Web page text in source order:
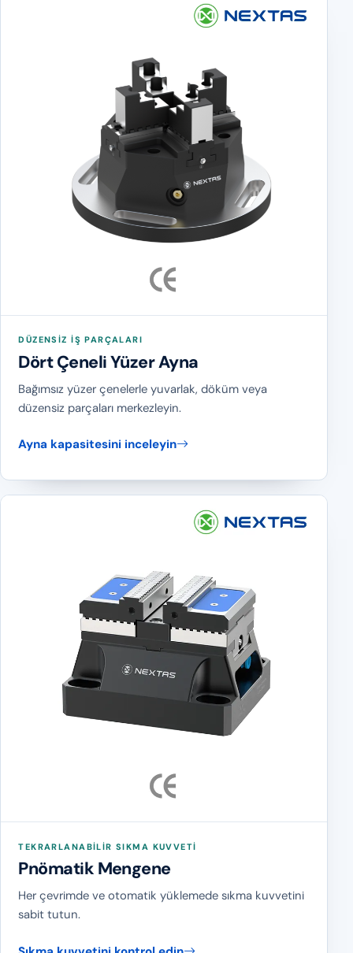
DÜZENSIZ IŞ PARÇALARI
Dört Çeneli Yüzer Ayna
Bağımsız yüzer çenelerle yuvarlak, döküm veya
düzensiz parçaları merkezleyin.
Ayna kapasitesini inceleyin
TEKRARLANABILIR SIKMA KUVVETI
Pnömatik Mengene
Her çevrimde ve otomatik yüklemede sıkma kuvvetini
sabit tutun.